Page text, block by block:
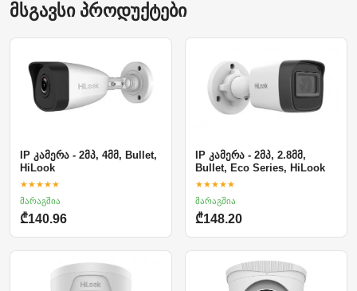
მსგავსი პროდუქტები
IP კამერა - 2მპ, 4მმ, Bullet,
HiLook
★★★★★
მარაგშია
₾140.96
IP კამერა - 2მპ, 2.8მმ,
Bullet, Eco Series, HiLook
★★★★★
მარაგშია
₾148.20